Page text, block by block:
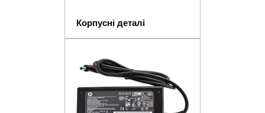
Корпусні деталі